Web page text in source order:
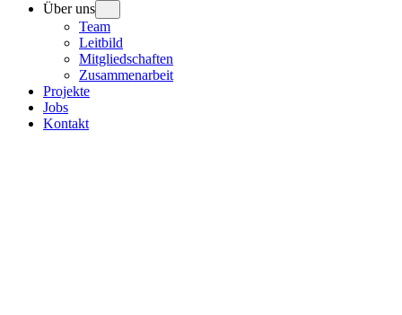
Über uns
Team
Leitbild
Mitgliedschaften
Zusammenarbeit
Projekte
Jobs
Kontakt